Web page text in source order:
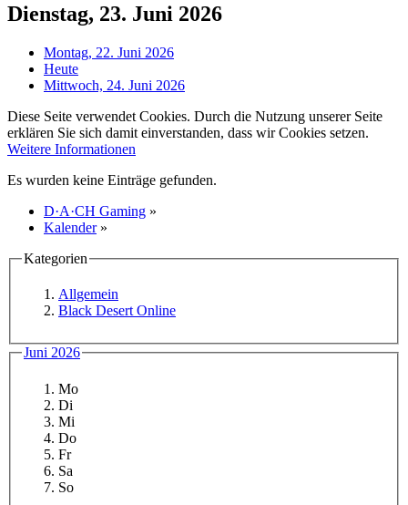
Dienstag, 23. Juni 2026
Montag, 22. Juni 2026
Heute
Mittwoch, 24. Juni 2026
Diese Seite verwendet Cookies. Durch die Nutzung unserer Seite
erklären Sie sich damit einverstanden, dass wir Cookies setzen.
Weitere Informationen
Es wurden keine Einträge gefunden.
D·A·CH Gaming »
Kalender »
Kategorien
Allgemein
Black Desert Online
Juni 2026
Mo
Di
Mi
Do
Fr
Sa
So